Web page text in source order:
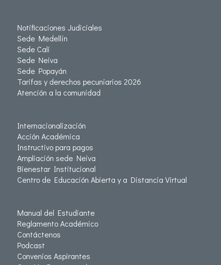
Notificaciones Judiciales
Sede Medellín
Sede Cali
Sede Neiva
Sede Popayán
Tarifas y derechos pecuniarios 2026
Atención a la comunidad
Internacionalización
Acción Académica
Instructivo para pagos
Ampliación sede Neiva
Bienestar Institucional
Centro de Educación Abierta y a Distancia Virtual
Manual del Estudiante
Reglamento Académico
Contáctenos
Podcast
Convenios Aspirantes